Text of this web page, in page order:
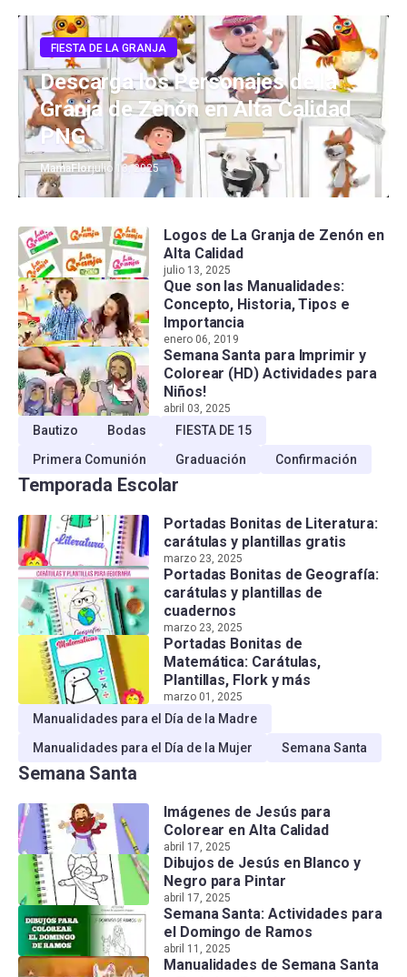
FIESTA DE LA GRANJA
Descarga los Personajes de la
Granja de Zenón en Alta Calidad
PNG
MamaFlorjulio 13, 2025
Logos de La Granja de Zenón en
Alta Calidad
julio 13, 2025
Que son las Manualidades:
Concepto, Historia, Tipos e
Importancia
enero 06, 2019
Semana Santa para Imprimir y
Colorear (HD) Actividades para
Niños!
abril 03, 2025
Bautizo Bodas
FIESTA DE 15
Primera Comunión
Graduación Confirmación
Temporada Escolar
Portadas Bonitas de Literatura:
carátulas y plantillas gratis
marzo 23, 2025
Portadas Bonitas de Geografía:
carátulas y plantillas de
cuadernos
marzo 23, 2025
Portadas Bonitas de
Matemática: Carátulas,
Plantillas, Flork y más
marzo 01, 2025
Manualidades para el Día de la Madre
Manualidades para el Día de la Mujer
Semana Santa
Semana Santa
Imágenes de Jesús para
Colorear en Alta Calidad
abril 17, 2025
Dibujos de Jesús en Blanco y
Negro para Pintar
abril 17, 2025
Semana Santa: Actividades para
el Domingo de Ramos
abril 11, 2025
Manualidades de Semana Santa